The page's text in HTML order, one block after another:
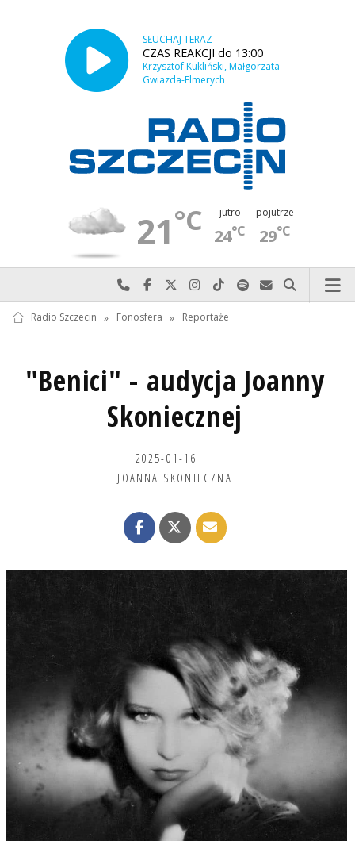
SŁUCHAJ TERAZ
CZAS REAKCJI do 13:00
Krzysztof Kukliński, Małgorzata
Gwiazda-Elmerych
21°C jutro
24°C
pojutrze
29°C
Najlepiej po prostu do nas zadzwoń
Odwiedź nas na Facebook-u
Odwiedź nas na X
Odwiedź nas na Instagram-ie
Odwiedź nas na TikTok-u
Szukaj nas na Spotify
Wyślij do nas
Szukaj
Radio Szczecin » Fonosfera » Reportaże
"Benici" - audycja Joanny
Skoniecznej
2025-01-16
JOANNA SKONIECZNA